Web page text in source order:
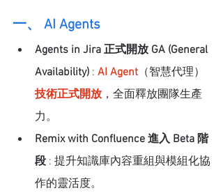
一、 AI Agents
Agents in Jira 正式開放 GA (General
Availability) : AI Agent （智慧代理）
技術正式開放 ，全面釋放團隊生產
力。
Remix with Confluence 進入 Beta 階
段 : 提升知識庫內容重組與模組化協
作的靈活度。